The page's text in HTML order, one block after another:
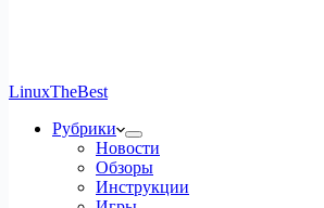
LinuxTheBest
Рубрики
Новости
Обзоры
Инструкции